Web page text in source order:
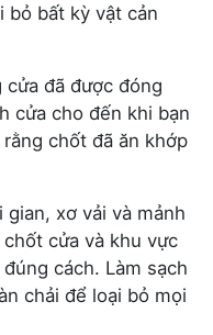
bỏ bất kỳ vật cản
đã được đóng
cửa cho đến khi bạn
chốt đã ăn khớp
gian, xơ vải và mảnh
cửa và khu vực
cách. Làm sạch
chải để loại bỏ mọi